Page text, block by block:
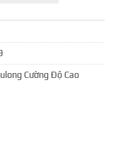
Cường Độ Cao